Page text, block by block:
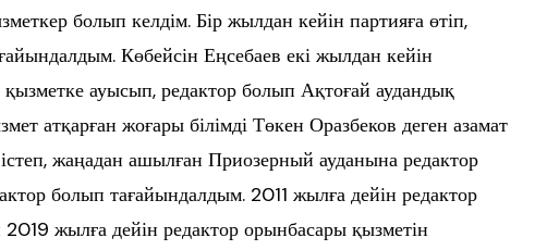
болып келдім. Бір жылдан кейін партияға өтіп,
Көбейсін Еңсебаев екі жылдан кейін
қызметке ауысып, редактор болып Ақтоғай аудандық
атқарған жоғары білімді Төкен Оразбеков деген азамат
жаңадан ашылған Приозерный ауданына редактор
болып тағайындалдым. 2011 жылға дейін редактор
жылға дейін редактор орынбасары қызметін